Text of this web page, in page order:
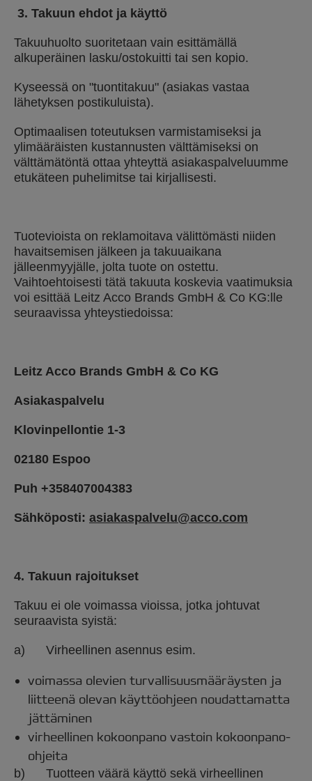
3. Takuun ehdot ja käyttö
Takuuhuolto suoritetaan vain esittämällä
alkuperäinen lasku/ostokuitti tai sen kopio.
Kyseessä on "tuontitakuu" (asiakas vastaa
lähetyksen postikuluista).
Optimaalisen toteutuksen varmistamiseksi ja
ylimääräisten kustannusten välttämiseksi on
välttämätöntä ottaa yhteyttä asiakaspalveluumme
etukäteen puhelimitse tai kirjallisesti.
Tuotevioista on reklamoitava välittömästi niiden
havaitsemisen jälkeen ja takuuaikana
jälleenmyyjälle, jolta tuote on ostettu.
Vaihtoehtoisesti tätä takuuta koskevia vaatimuksia
voi esittää Leitz Acco Brands GmbH & Co KG:lle
seuraavissa yhteystiedoissa:
Leitz Acco Brands GmbH & Co KG
Asiakaspalvelu
Klovinpellontie 1-3
02180 Espoo
Puh +358407004383
Sähköposti: asiakaspalvelu@acco.com
4. Takuun rajoitukset
Takuu ei ole voimassa vioissa, jotka johtuvat
seuraavista syistä:
a) Virheellinen asennus esim.
voimassa olevien turvallisuusmääräysten ja
liitteenä olevan käyttöohjeen noudattamatta
jättäminen
virheellinen kokoonpano vastoin kokoonpano-
ohjeita
b) Tuotteen väärä käyttö sekä virheellinen